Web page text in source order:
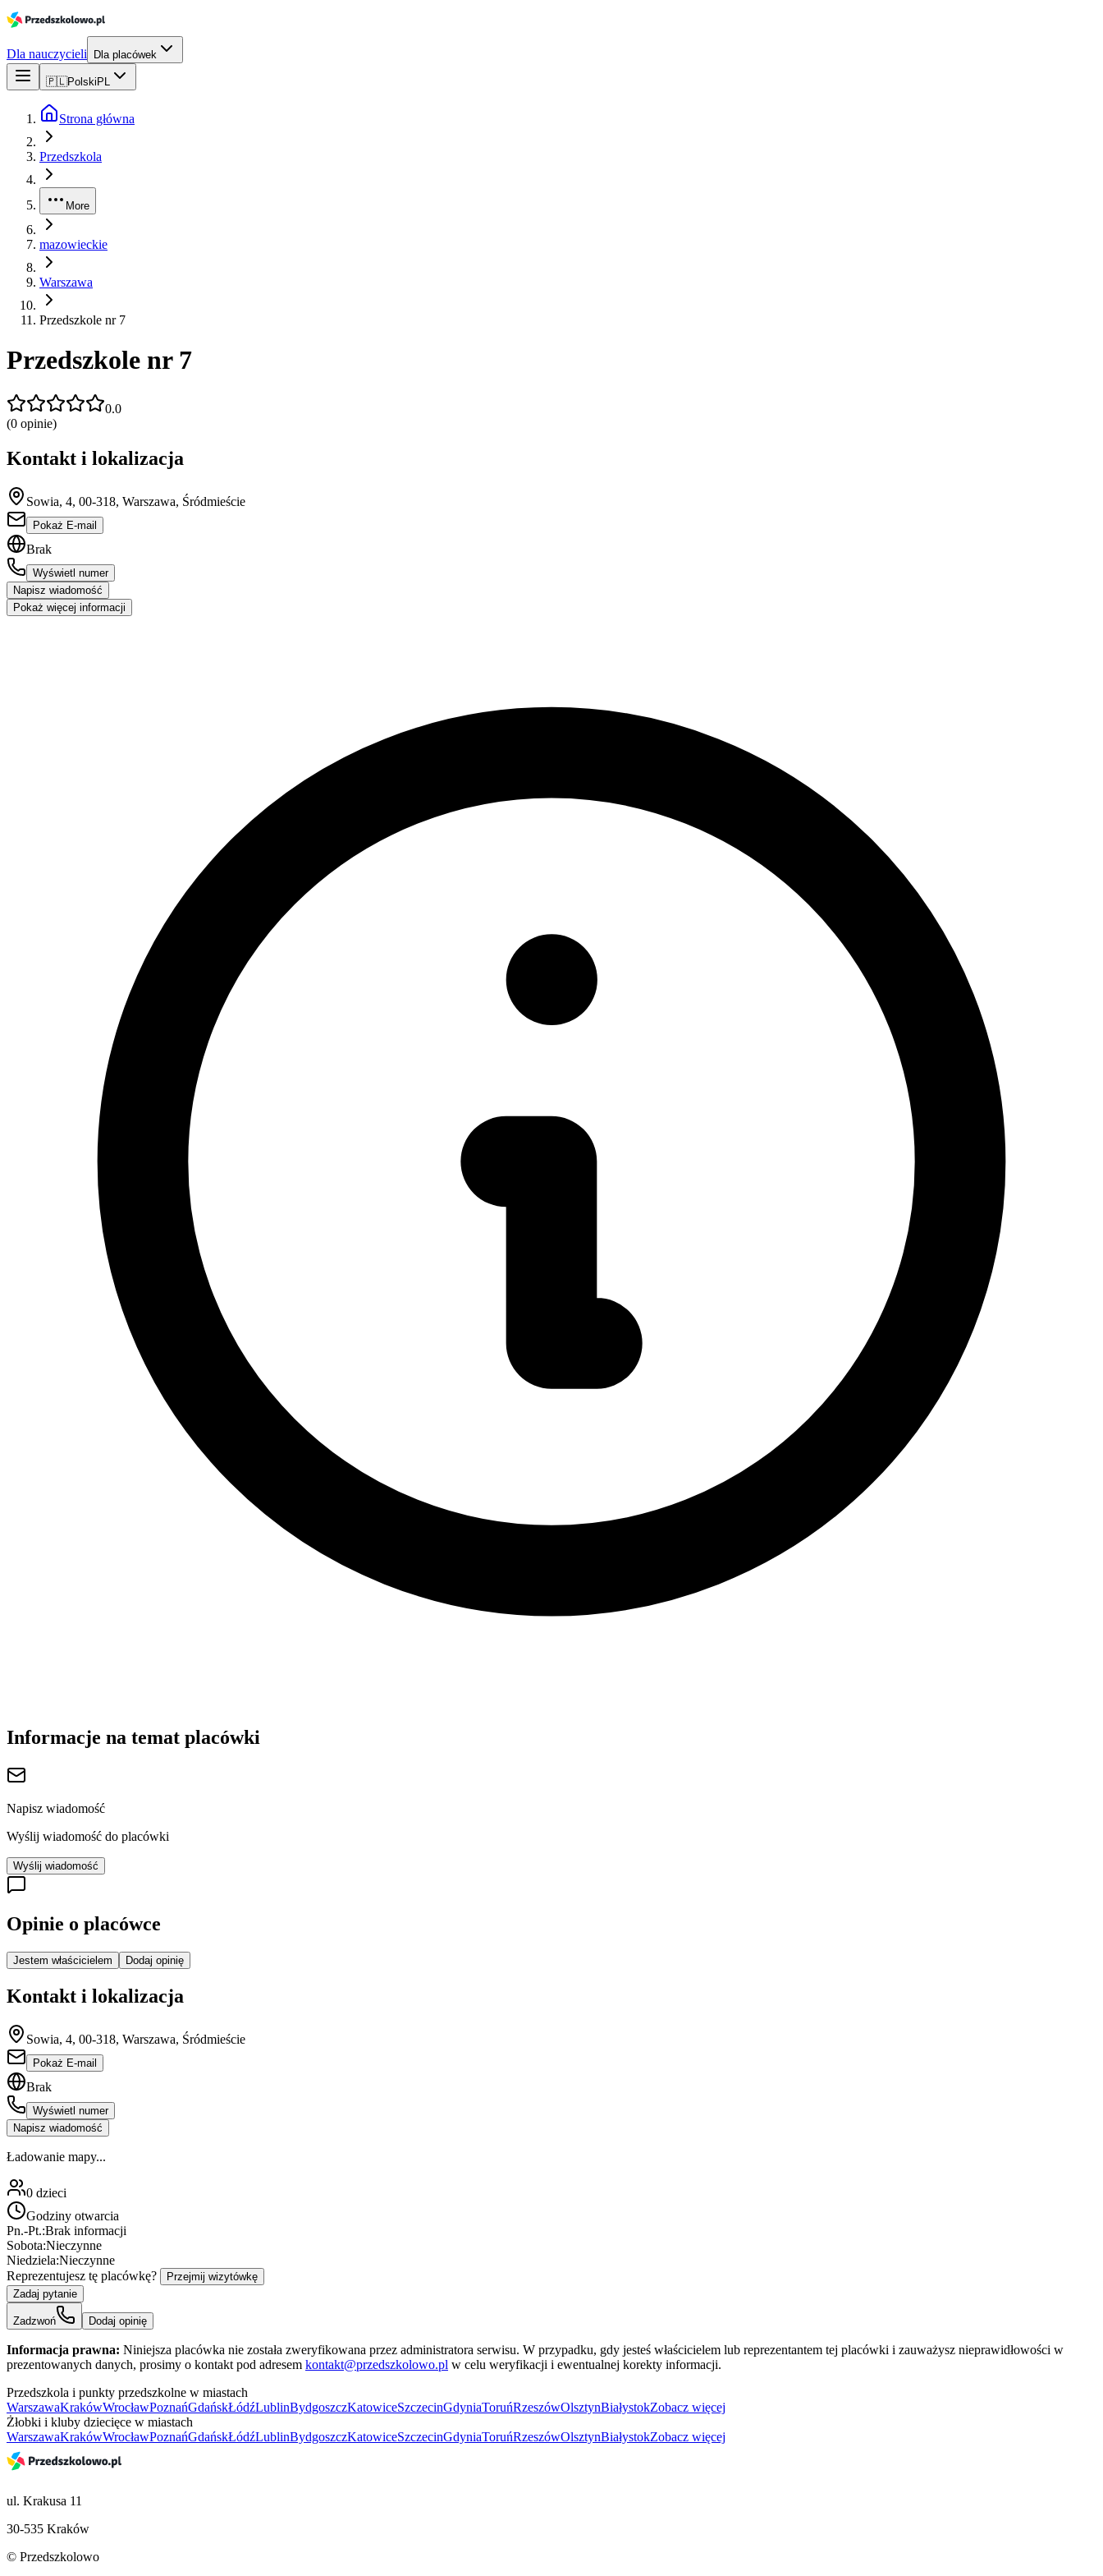
Dla nauczycieli Dla placówek
🇵🇱Polski PL
Strona główna
Przedszkola
More
mazowieckie
Warszawa
Przedszkole nr 7
Przedszkole nr 7
0.0
(0 opinie)
Kontakt i lokalizacja
Sowia, 4, 00-318, Warszawa, Śródmieście
Pokaż E-mail
Brak
Wyświetl numer
Napisz wiadomość
Pokaż więcej informacji
Informacje na temat placówki
Napisz wiadomość
Wyślij wiadomość do placówki
Wyślij wiadomość
Opinie o placówce
Jestem właścicielem Dodaj opinię
Kontakt i lokalizacja
Sowia, 4, 00-318, Warszawa, Śródmieście
Pokaż E-mail
Brak
Wyświetl numer
Napisz wiadomość
Ładowanie mapy...
0 dzieci
Godziny otwarcia
Pn.-Pt.:Brak informacji
Sobota:Nieczynne
Niedziela:Nieczynne
Reprezentujesz tę placówkę?
Przejmij wizytówkę
Zadaj pytanie
Zadzwoń Dodaj opinię
Informacja prawna: Niniejsza placówka nie została zweryfikowana przez administratora serwisu. W przypadku, gdy jesteś właścicielem lub reprezentantem tej placówki i zauważysz nieprawidłowości w
prezentowanych danych, prosimy o kontakt pod adresem kontakt@przedszkolowo.pl w celu weryfikacji i ewentualnej korekty informacji.
Przedszkola i punkty przedszkolne w miastach
WarszawaKrakówWrocławPoznańGdańskŁódźLublinBydgoszczKatowiceSzczecinGdyniaToruńRzeszówOlsztynBiałystokZobacz więcej
Żłobki i kluby dziecięce w miastach
WarszawaKrakówWrocławPoznańGdańskŁódźLublinBydgoszczKatowiceSzczecinGdyniaToruńRzeszówOlsztynBiałystokZobacz więcej
ul. Krakusa 11
30-535 Kraków
© Przedszkolowo